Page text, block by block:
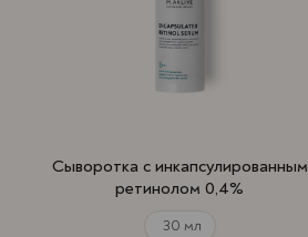
Сыворотка с инкапсулированным
ретинолом 0,4%
30 мл